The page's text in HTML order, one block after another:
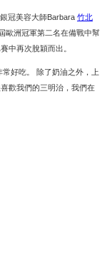
冠美容大師Barbara 竹北
歐洲冠軍第二名在備戰中幫
中再次脫穎而出。
常好吃。 除了奶油之外，上
歡我們的三明治，我們在